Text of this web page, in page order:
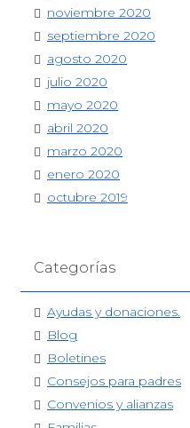
noviembre 2020
septiembre 2020
agosto 2020
julio 2020
mayo 2020
abril 2020
marzo 2020
enero 2020
octubre 2019
Categorías
Ayudas y donaciones.
Blog
Boletines
Consejos para padres
Convenios y alianzas